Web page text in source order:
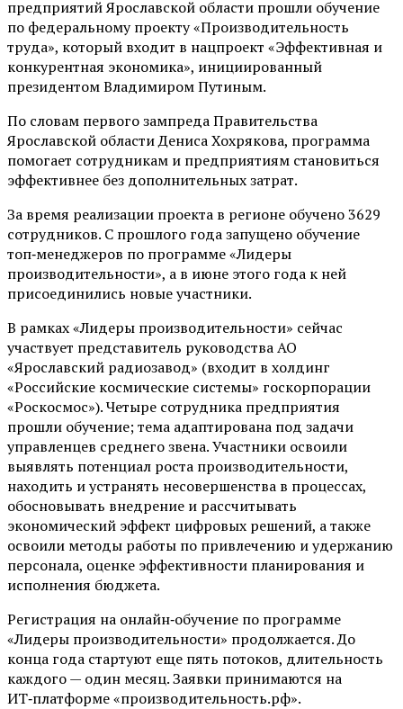
предприятий Ярославской области прошли обучение
по федеральному проекту «Производительность
труда», который входит в нацпроект «Эффективная и
конкурентная экономика», инициированный
президентом Владимиром Путиным.
По словам первого зампреда Правительства
Ярославской области Дениса Хохрякова, программа
помогает сотрудникам и предприятиям становиться
эффективнее без дополнительных затрат.
За время реализации проекта в регионе обучено 3629
сотрудников. С прошлого года запущено обучение
топ‑менеджеров по программе «Лидеры
производительности», а в июне этого года к ней
присоединились новые участники.
В рамках «Лидеры производительности» сейчас
участвует представитель руководства АО
«Ярославский радиозавод» (входит в холдинг
«Российские космические системы» госкорпорации
«Роскосмос»). Четыре сотрудника предприятия
прошли обучение; тема адаптирована под задачи
управленцев среднего звена. Участники освоили
выявлять потенциал роста производительности,
находить и устранять несовершенства в процессах,
обосновывать внедрение и рассчитывать
экономический эффект цифровых решений, а также
освоили методы работы по привлечению и удержанию
персонала, оценке эффективности планирования и
исполнения бюджета.
Регистрация на онлайн‑обучение по программе
«Лидеры производительности» продолжается. До
конца года стартуют еще пять потоков, длительность
каждого — один месяц. Заявки принимаются на
ИТ‑платформе «производительность.рф».